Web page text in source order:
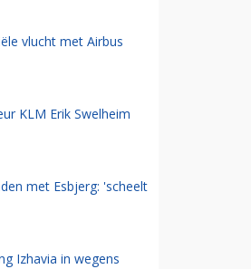
vlucht met Airbus
KLM Erik Swelheim
met Esbjerg: 'scheelt
Izhavia in wegens